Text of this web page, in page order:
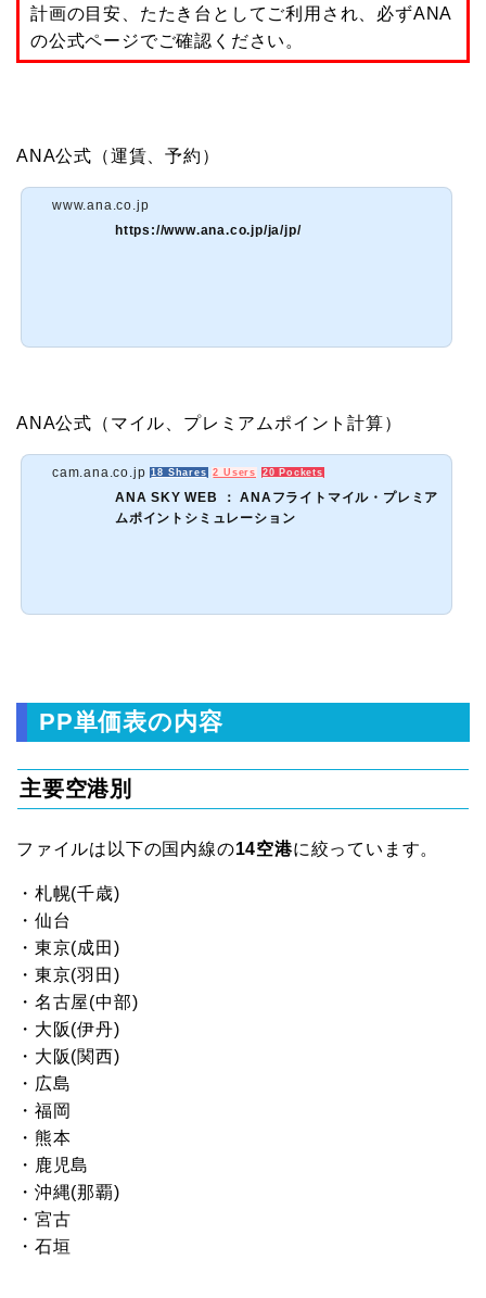
計画の目安、たたき台としてご利用され、必ずANA
の公式ページでご確認ください。
ANA公式（運賃、予約）
www.ana.co.jp
https://www.ana.co.jp/ja/jp/
ANA公式（マイル、プレミアムポイント計算）
cam.ana.co.jp 18 Shares 2 Users 20 Pockets
ANA SKY WEB ： ANAフライトマイル・プレミア
ムポイントシミュレーション
PP単価表の内容
主要空港別
ファイルは以下の国内線の14空港に絞っています。
・札幌(千歳)
・仙台
・東京(成田)
・東京(羽田)
・名古屋(中部)
・大阪(伊丹)
・大阪(関西)
・広島
・福岡
・熊本
・鹿児島
・沖縄(那覇)
・宮古
・石垣